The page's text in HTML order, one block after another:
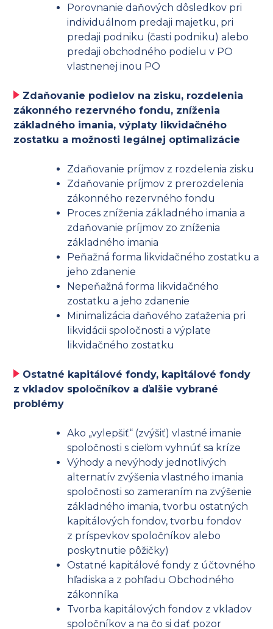
Porovnanie daňových dôsledkov pri
individuálnom predaji majetku, pri
predaji podniku (časti podniku) alebo
predaji obchodného podielu v PO
vlastnenej inou PO
Zdaňovanie podielov na zisku, rozdelenia
zákonného rezervného fondu, zníženia
základného imania, výplaty likvidačného
zostatku a možnosti legálnej optimalizácie
Zdaňovanie príjmov z rozdelenia zisku
Zdaňovanie príjmov z prerozdelenia
zákonného rezervného fondu
Proces zníženia základného imania a
zdaňovanie príjmov zo zníženia
základného imania
Peňažná forma likvidačného zostatku a
jeho zdanenie
Nepeňažná forma likvidačného
zostatku a jeho zdanenie
Minimalizácia daňového zaťaženia pri
likvidácii spoločnosti a výplate
likvidačného zostatku
Ostatné kapitálové fondy, kapitálové fondy
z vkladov spoločníkov a ďalšie vybrané
problémy
Ako „vylepšiť“ (zvýšiť) vlastné imanie
spoločnosti s cieľom vyhnúť sa kríze
Výhody a nevýhody jednotlivých
alternatív zvýšenia vlastného imania
spoločnosti so zameraním na zvýšenie
základného imania, tvorbu ostatných
kapitálových fondov, tvorbu fondov
z príspevkov spoločníkov alebo
poskytnutie pôžičky)
Ostatné kapitálové fondy z účtovného
hľadiska a z pohľadu Obchodného
zákonníka
Tvorba kapitálových fondov z vkladov
spoločníkov a na čo si dať pozor